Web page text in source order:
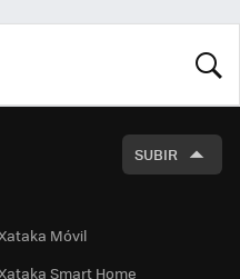
SUBIR
Móvil
Smart Home